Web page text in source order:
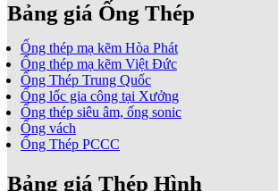
Bảng giá Ống Thép
Ống thép mạ kẽm Hòa Phát
Ống thép mạ kẽm Việt Đức
Ống Thép Trung Quốc
Ống lốc gia công tại Xưởng
Ống thép siêu âm, ống sonic
Ống vách
Ống Thép PCCC
Bảng giá Thép Hình